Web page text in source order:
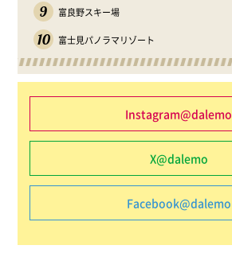
9 富良野スキー場
10 富士見パノラマリゾート
Instagram@dalemo
X@dalemo
Facebook@dalemo